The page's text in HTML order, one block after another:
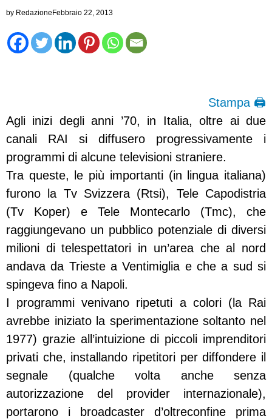
by Redazione Febbraio 22, 2013
Stampa 🖨
Agli inizi degli anni ’70, in Italia, oltre ai due
canali RAI si diffusero progressivamente i
programmi di alcune televisioni straniere.
Tra queste, le più importanti (in lingua italiana)
furono la Tv Svizzera (Rtsi), Tele Capodistria
(Tv Koper) e Tele Montecarlo (Tmc), che
raggiungevano un pubblico potenziale di diversi
milioni di telespettatori in un’area che al nord
andava da Trieste a Ventimiglia e che a sud si
spingeva fino a Napoli.
I programmi venivano ripetuti a colori (la Rai
avrebbe iniziato la sperimentazione soltanto nel
1977) grazie all’intuizione di piccoli imprenditori
privati che, installando ripetitori per diffondere il
segnale (qualche volta anche senza
autorizzazione del provider internazionale),
portarono i broadcaster d’oltreconfine prima